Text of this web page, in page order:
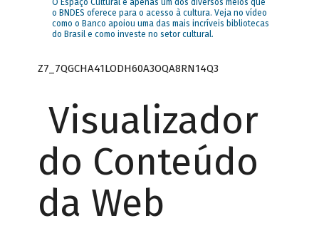
O Espaço Cultural é apenas um dos diversos meios que
o BNDES oferece para o acesso à cultura. Veja no vídeo
como o Banco apoiou uma das mais incríveis bibliotecas
do Brasil e como investe no setor cultural.
Z7_7QGCHA41LODH60A3OQA8RN14Q3
Visualizador
do Conteúdo
da Web